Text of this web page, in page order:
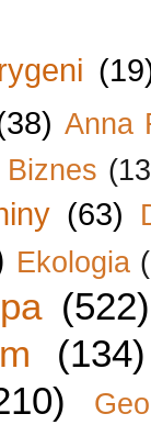
Anna
Biznes
(63)
Ekologia
(522)
(134)